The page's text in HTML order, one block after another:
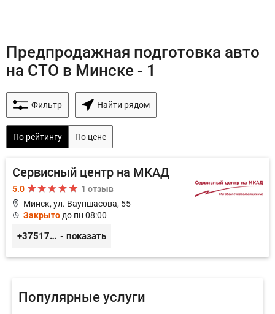
Предпродажная подготовка авто
на СТО в Минске - 1
Фильтр Найти рядом
По рейтингу По цене
Сервисный центр на МКАД
5.0
1 отзыв
Минск, ул. Ваупшасова, 55
Закрыто до пн 08:00
+375173613000 - показать
Популярные услуги